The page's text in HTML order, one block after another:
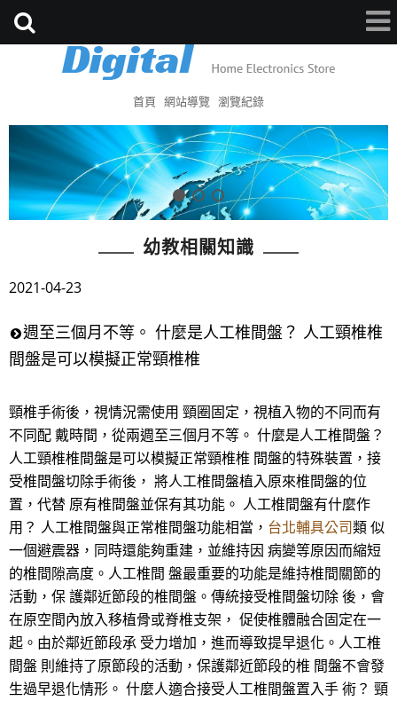
首頁 網站導覽 瀏覽紀錄
幼教相關知識
2021-04-23
週至三個月不等。 什麼是人工椎間盤？ 人工頸椎椎
間盤是可以模擬正常頸椎椎
頸椎手術後，視情況需使用 頸圈固定，視植入物的不同而有
不同配 戴時間，從兩週至三個月不等。 什麼是人工椎間盤？
人工頸椎椎間盤是可以模擬正常頸椎椎 間盤的特殊裝置，接
受椎間盤切除手術後， 將人工椎間盤植入原來椎間盤的位
置，代替 原有椎間盤並保有其功能。 人工椎間盤有什麼作
用？ 人工椎間盤與正常椎間盤功能相當， 台北輔具公司類 似
一個避震器，同時還能夠重建，並維持因 病變等原因而縮短
的椎間隙高度。人工椎間 盤最重要的功能是維持椎間關節的
活動，保 護鄰近節段的椎間盤。傳統接受椎間盤切除 後，會
在原空間內放入移植骨或脊椎支架， 促使椎體融合固定在一
起。由於鄰近節段承 受力增加，進而導致提早退化。人工椎
間盤 則維持了原節段的活動，保護鄰近節段的椎 間盤不會發
生過早退化情形。 什麼人適合接受人工椎間盤置入手 術？ 頸